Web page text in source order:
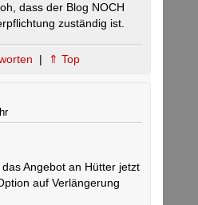
dass der Blog NOCH
zuständig ist.
| ⇑ Top
Angebot an Hütter jetzt
auf Verlängerung